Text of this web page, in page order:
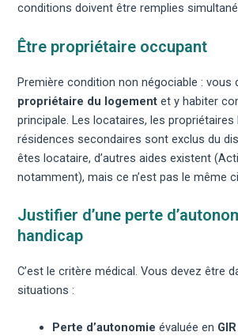
conditions doivent être remplies
Être propriétaire occupant
Première condition non négociable : vous
propriétaire du logement et y habiter
principale. Les locataires, les propriétaires
résidences secondaires sont exclus du
êtes locataire, d’autres aides existent
notamment), mais ce n’est pas le même
Justifier d’une perte
handicap
C’est le critère médical. Vous devez être
situations :
Perte d’autonomie évaluée en